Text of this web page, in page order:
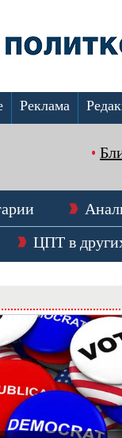
Реклама
ЦПТ в